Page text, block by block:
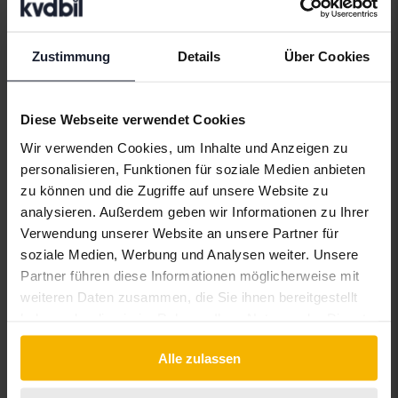
Zustimmung Details Über Cookies
Diese Webseite verwendet Cookies
Wir verwenden Cookies, um Inhalte und Anzeigen zu
personalisieren, Funktionen für soziale Medien anbieten
zu können und die Zugriffe auf unsere Website zu
analysieren. Außerdem geben wir Informationen zu Ihrer
Verwendung unserer Website an unsere Partner für
soziale Medien, Werbung und Analysen weiter. Unsere
Partner führen diese Informationen möglicherweise mit
weiteren Daten zusammen, die Sie ihnen bereitgestellt
gesammelt haben.
Alle zulassen
Alfa Romeo
Aston Martin
Audi
Bentley
BMW
BYD
Cadillac
Chevrolet
Citroen
Hyundai
Jaguar
Jeep
KIA
Land Rover
Lynk&Co
Mazda
Peugeot
Renault
Rolls-Royce
Saab
SEAT
Skoda
Suzuki